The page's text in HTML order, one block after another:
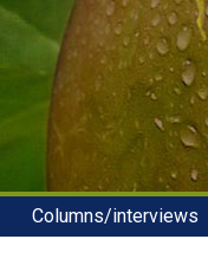
Columns/interviews